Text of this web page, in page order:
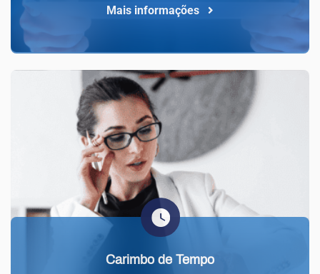
Mais informações
Carimbo de Tempo